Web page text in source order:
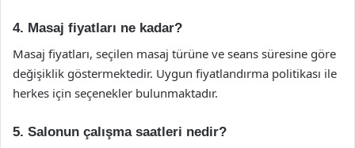
4. Masaj fiyatları ne kadar?
Masaj fiyatları, seçilen masaj türüne ve seans süresine göre
değişiklik göstermektedir. Uygun fiyatlandırma politikası ile
herkes için seçenekler bulunmaktadır.
5. Salonun çalışma saatleri nedir?